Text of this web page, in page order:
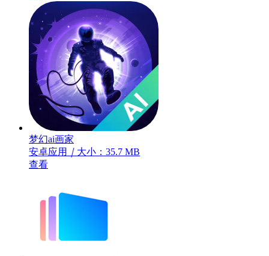
梦幻ai画家
安卓应用 ｜ 大小：35.7 MB
查看